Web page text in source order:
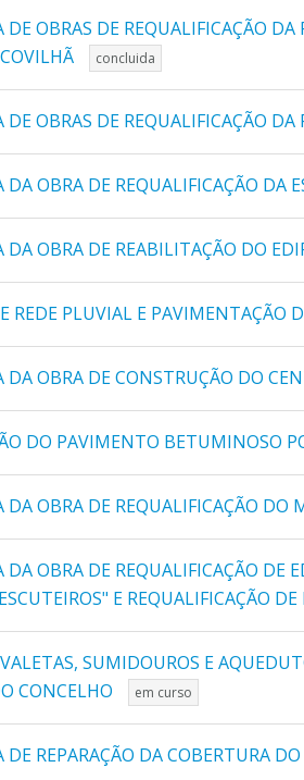
DE OBRAS DE REQUALIFICAÇÃO
concluida
OBRAS DE REQUALIFICAÇÃO
DA OBRA DE REQUALIFICAÇÃO DA
DA OBRA DE REABILITAÇÃO DO
REDE PLUVIAL E
DA OBRA DE CONSTRUÇÃO DO
DO PAVIMENTO BETUMINOSO
DA OBRA DE REQUALIFICAÇÃO DO
DA OBRA DE REQUALIFICAÇÃO DE
E REQUALIFICAÇÃO
SUMIDOUROS E
CONCELHO
em curso
REPARAÇÃO DA COBERTURA